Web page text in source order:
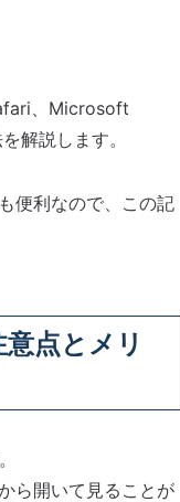
、Microsoft
解説します。
便利なので、この記
点とメリ
ら開いて見ることが